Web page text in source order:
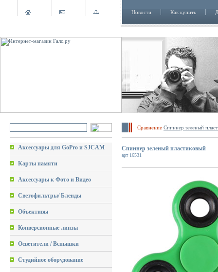
Новости Как купить
Сравнение Спиннер зеленый
Аксессуары для GoPro и SJCAM
Карты памяти
Аксессуары к Фото и Видео
Светофильтры/ Бленды
Объективы
Конверсионные линзы
Осветители / Вспышки
Студийное оборудование
Спиннер зеленый пластиковый
арт 16531